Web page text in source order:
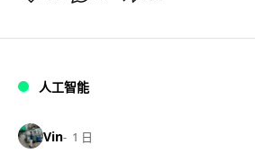
人工智能
Vin 1 日